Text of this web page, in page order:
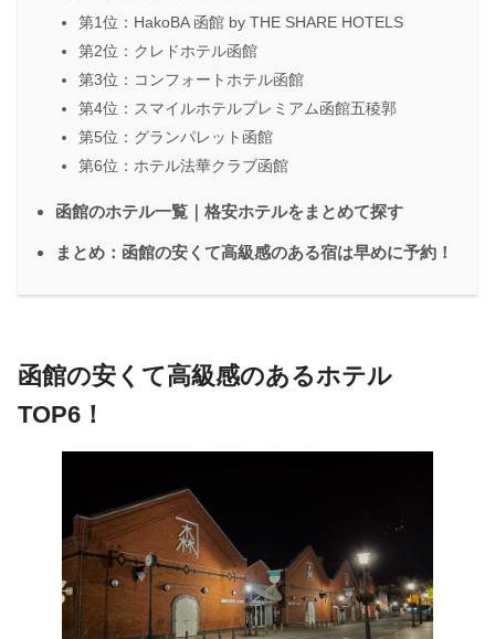
第1位：HakoBA 函館 by THE SHARE HOTELS
第2位：クレドホテル函館
第3位：コンフォートホテル函館
第4位：スマイルホテルプレミアム函館五稜郭
第5位：グランパレット函館
第6位：ホテル法華クラブ函館
函館のホテル一覧｜格安ホテルをまとめて探す
まとめ：函館の安くて高級感のある宿は早めに予約！
函館の安くて高級感のあるホテル
TOP6！